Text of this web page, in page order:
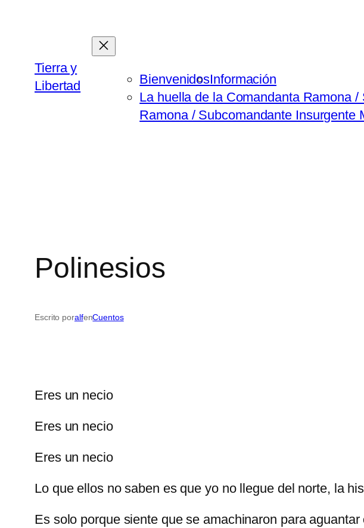
Tierra y
Libertad
BienvenidosInformación
La huella de la Comandanta Ramona
Ramona / Subcomandante Insurgente
Polinesios
Escrito poralfenCuentos
Eres un necio
Eres un necio
Eres un necio
Lo que ellos no saben es que yo no llegue del norte, la
Es solo porque siente que se amachinaron para